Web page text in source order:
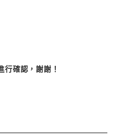
確認，謝謝！